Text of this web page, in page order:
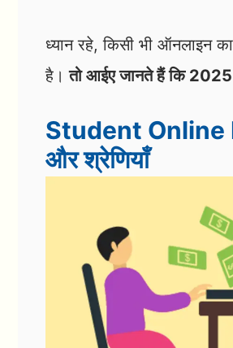
ध्यान रहे, किसी भी ऑनलाइन
है।तो आईए जानते हैं कि
Student Online
और श्रेणियाँ